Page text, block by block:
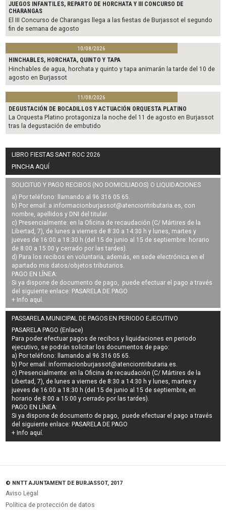
JUEGOS INFANTILES, REPARTO DE HORCHATA Y III CONCURSO DE
CHARANGAS
El III Concurso de Charangas llega a las fiestas de Burjassot el segundo
fin de semana de agosto
10/08/2026
HINCHABLES, HORCHATA, QUINTO Y TAPA
Hinchables de agua, horchata y quinto y tapa animarán la tarde del 10 de
agosto en Burjassot
11/08/2026
DEGUSTACIÓN DE BOCADILLOS Y ACTUACIÓN ORQUESTA PLATINO
La Orquesta Platino protagoniza la noche del 11 de agosto en Burjassot
tras la degustación de embutido
LIBRO FIESTAS SANT ROC 2026
PINCHA AQUÍ
SOLICITUD Y PAGO RECIBOS (NO DOMICILIADOS) O LIQUIDACIONES
a) Por teléfono: llamando al 96 316 05 65.
b) Por email: a informacionburjassot@atenciontributaria.es, con
nombre, apellidos y DNI del titular.
c) Presencialmente: en la Oficina de recaudación (C/ Mártires de la
Libertad, 7), de lunes a viernes de 8:30 a 14:30 h y lunes, martes y
jueves de 16:00 a 18:30 h (del 15 de junio al 15 de septiembre: horario
de 8:00 a 15:00 y cerrado por las tardes).
d) Para los recibos en voluntaria, además, en sede electrónica en el
apartado mis datos/objetos tributarios.
PAGO EN LÍNEA:
Si ya dispone de documento de pago, puede efectuar el pago a través
del siguiente enlace: PASARELA DE PAGO
+ Info aquí.
PASSARELA MUNICIPAL DE PAGOS EN PERIODO EJECUTIVO
PASARELA PAGO (Enlace)
Para poder efectuar pagos derecibos y liquidaciones en periodo
ejecutivo, se podrán solicitar los documentos de pago:
a) Por teléfono: llamando al 96 316 05 65.
b) Por email:informacionburjassot@atenciontributaria.es.
c) Presencialmente: en la Oficina de recaudación (C/ Mártires de la
Libertad, 7), de lunes a viernes de 8:30 a 14:30 h y lunes, martes y
jueves de 16:00 a 18:30 h (del 15 de junio al 15 de septiembre, en
horario de 8:00 a 15:00 y cerrado por las tardes).
PAGO EN LÍNEA:
Si ya dispone de documento de pago, puede efectuar el pago a través
del siguiente enlace: PASARELA DE PAGO
+ Info aquí.
© NNTT AJUNTAMENT DE BURJASSOT, 2017
Aviso Legal
Política de protección de datos